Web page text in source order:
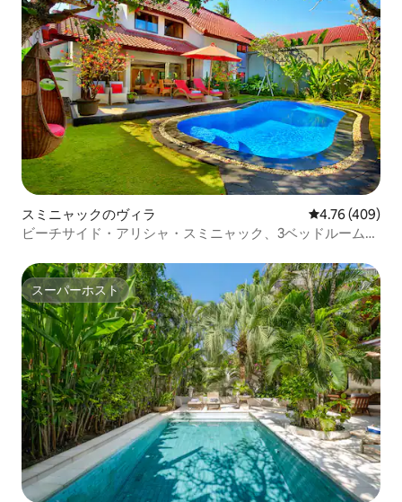
スミニャックのヴィラ レビュー409
4.76 (409)
ビーチサイド・アリシャ・スミニャック、3ベッドルーム、
スーパーホスト
スーパーホスト